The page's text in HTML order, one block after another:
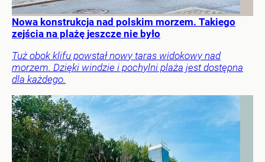
Nowa konstrukcja nad polskim morzem. Takiego
zejścia na plażę jeszcze nie było
Tuż obok klifu powstał nowy taras widokowy nad
morzem. Dzięki windzie i pochylni plaża jest dostępna
dla każdego.